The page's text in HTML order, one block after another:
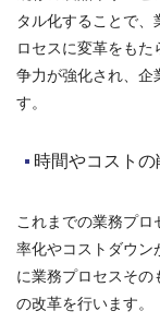
タル化することで
ロセスに変革をも
争力が強化され、企
す。
時間やコスト
これまでの業務プ
率化やコストダウン
に業務プロセスそ
の改革を行います。